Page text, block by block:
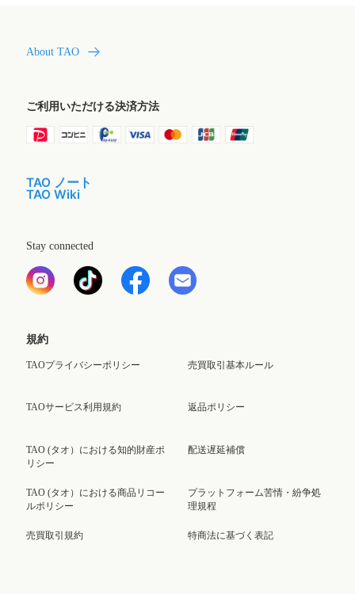
About TAO
ご利用いただける決済方法
TAO ノート
TAO Wiki
Stay connected
規約
TAOプライバシーポリシー
TAOサービス利用規約
TAO (タオ）における知的財産ポ
リシー
TAO (タオ）における商品リコー
ルポリシー
売買取引規約
売買取引基本ルール
返品ポリシー
配送遅延補償
プラットフォーム苦情・紛争処
理規程
特商法に基づく表記